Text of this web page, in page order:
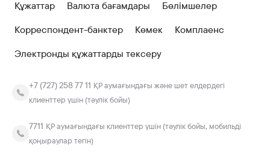
Құжаттар
Валюта бағамдары
Бөлімшелер
Корреспондент-банктер
Көмек
Комплаенс
Электронды құжаттарды тексеру
+7 (727) 258 77 11 ҚР аумағындағы және шет елдердегі
клиенттер үшін (тәулік бойы)
7711 ҚР аумағындағы клиенттер үшін (тәулік бойы, мобильді
қоңыраулар тегін)